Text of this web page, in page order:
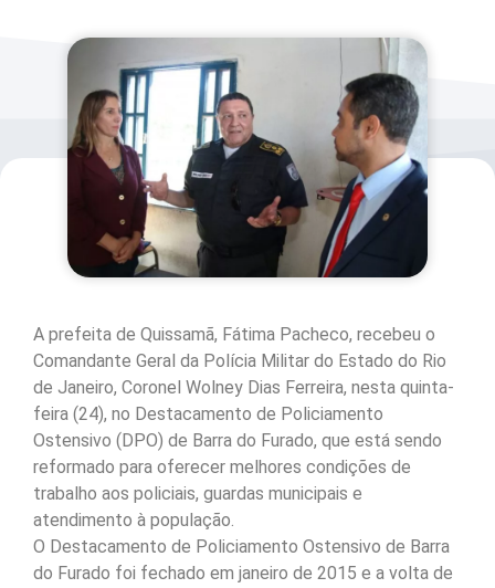
A prefeita de Quissamã, Fátima Pacheco, recebeu o
Comandante Geral da Polícia Militar do Estado do Rio
de Janeiro, Coronel Wolney Dias Ferreira, nesta quinta-
feira (24), no Destacamento de Policiamento
Ostensivo (DPO) de Barra do Furado, que está sendo
reformado para oferecer melhores condições de
trabalho aos policiais, guardas municipais e
atendimento à população.
O Destacamento de Policiamento Ostensivo de Barra
do Furado foi fechado em janeiro de 2015 e a volta de